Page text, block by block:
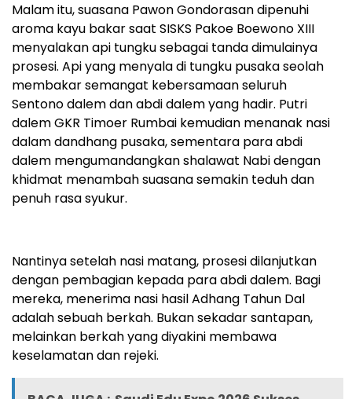
Malam itu, suasana Pawon Gondorasan dipenuhi
aroma kayu bakar saat SISKS Pakoe Boewono XIII
menyalakan api tungku sebagai tanda dimulainya
prosesi. Api yang menyala di tungku pusaka seolah
membakar semangat kebersamaan seluruh
Sentono dalem dan abdi dalem yang hadir. Putri
dalem GKR Timoer Rumbai kemudian menanak nasi
dalam dandhang pusaka, sementara para abdi
dalem mengumandangkan shalawat Nabi dengan
khidmat menambah suasana semakin teduh dan
penuh rasa syukur.
Nantinya setelah nasi matang, prosesi dilanjutkan
dengan pembagian kepada para abdi dalem. Bagi
mereka, menerima nasi hasil Adhang Tahun Dal
adalah sebuah berkah. Bukan sekadar santapan,
melainkan berkah yang diyakini membawa
keselamatan dan rejeki.